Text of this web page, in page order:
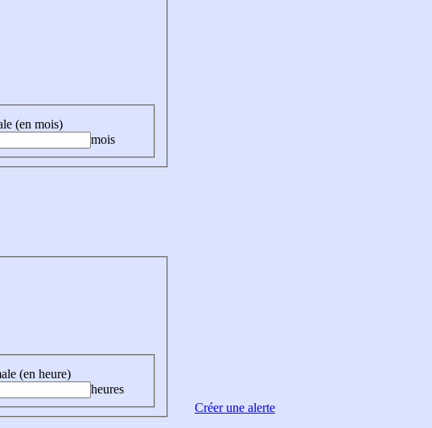
(en mois)
mois
(en heure)
heures
Créer une alerte